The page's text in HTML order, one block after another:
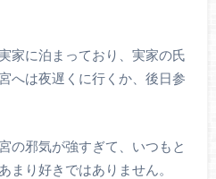
家に泊まっており、実家の氏
へは夜遅くに行くか、後日参
の邪気が強すぎて、いつもと
まり好きではありません。